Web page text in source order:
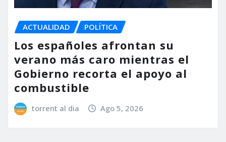
ACTUALIDAD POLÍTICA
Los españoles afrontan su
verano más caro mientras el
Gobierno recorta el apoyo al
combustible
torrent al dia Ago 5, 2026